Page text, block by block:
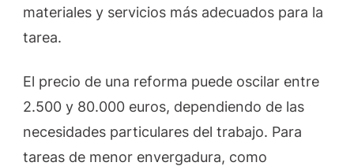
materiales y servicios más adecuados para la
tarea.
El precio de una reforma puede oscilar entre
2.500 y 80.000 euros, dependiendo de las
necesidades particulares del trabajo. Para
tareas de menor envergadura, como